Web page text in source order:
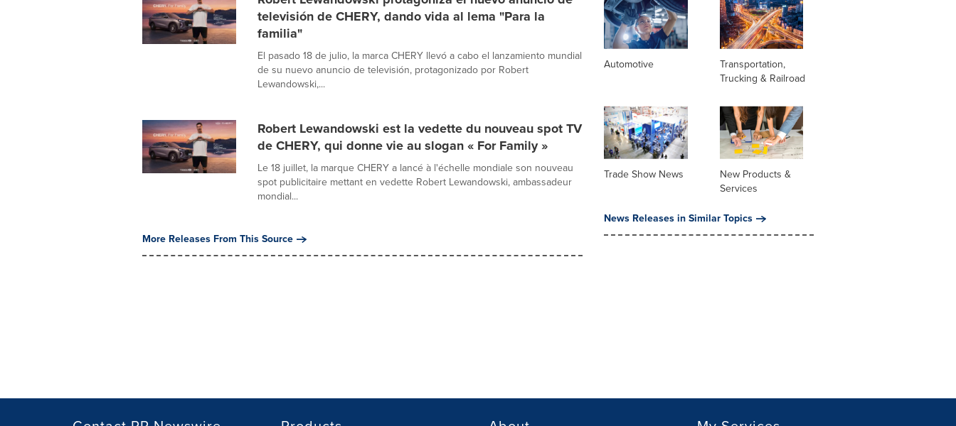
televisión de CHERY, dando vida al lema "Para la
familia"
El pasado 18 de julio, la marca CHERY llevó a cabo el lanzamiento mundial
de su nuevo anuncio de televisión, protagonizado por Robert
Lewandowski,...
Robert Lewandowski est la vedette du nouveau spot TV
de CHERY, qui donne vie au slogan « For Family »
Le 18 juillet, la marque CHERY a lancé à l'échelle mondiale son nouveau
spot publicitaire mettant en vedette Robert Lewandowski, ambassadeur
mondial...
More Releases From This Source
Automotive
Transportation,
Trucking & Railroad
Trade Show News
New Products &
Services
News Releases in Similar Topics